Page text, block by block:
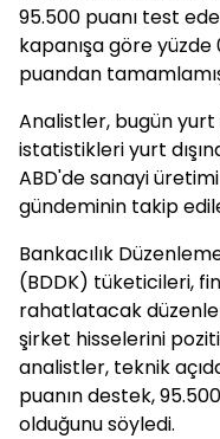
95.500 puanı test
kapanışa göre yüzde
puandan
Analistler, bugün yurt
istatistikleri yurt
ABD'de sanayi
gündeminin takip
Bankacılık
(BDDK) tüketicileri,
rahatlatacak
şirket hisselerini
analistler, teknik
puanın destek,
olduğunu söyledi.